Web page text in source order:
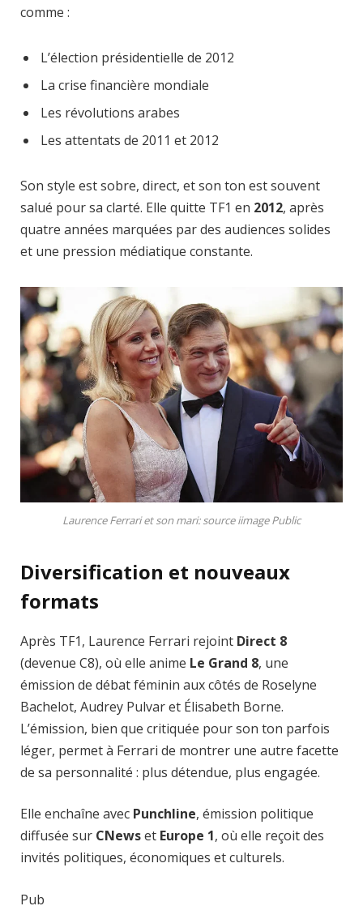
comme :
L’élection présidentielle de 2012
La crise financière mondiale
Les révolutions arabes
Les attentats de 2011 et 2012
Son style est sobre, direct, et son ton est souvent
salué pour sa clarté. Elle quitte TF1 en 2012, après
quatre années marquées par des audiences solides
et une pression médiatique constante.
Laurence Ferrari et son mari: source iimage Public
Diversification et nouveaux
formats
Après TF1, Laurence Ferrari rejoint Direct 8
(devenue C8), où elle anime Le Grand 8, une
émission de débat féminin aux côtés de Roselyne
Bachelot, Audrey Pulvar et Élisabeth Borne.
L’émission, bien que critiquée pour son ton parfois
léger, permet à Ferrari de montrer une autre facette
de sa personnalité : plus détendue, plus engagée.
Elle enchaîne avec Punchline, émission politique
diffusée sur CNewset Europe 1, où elle reçoit des
invités politiques, économiques et culturels.
Pub